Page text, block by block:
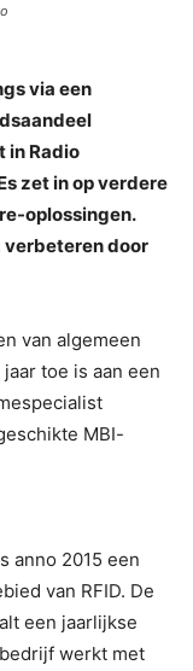
via een
in Radio
zet in op verdere
oplossingen.
verbeteren door
van algemeen
toe is aan een
MBI-
anno 2015 een
van RFID. De
een jaarlijkse
werkt met